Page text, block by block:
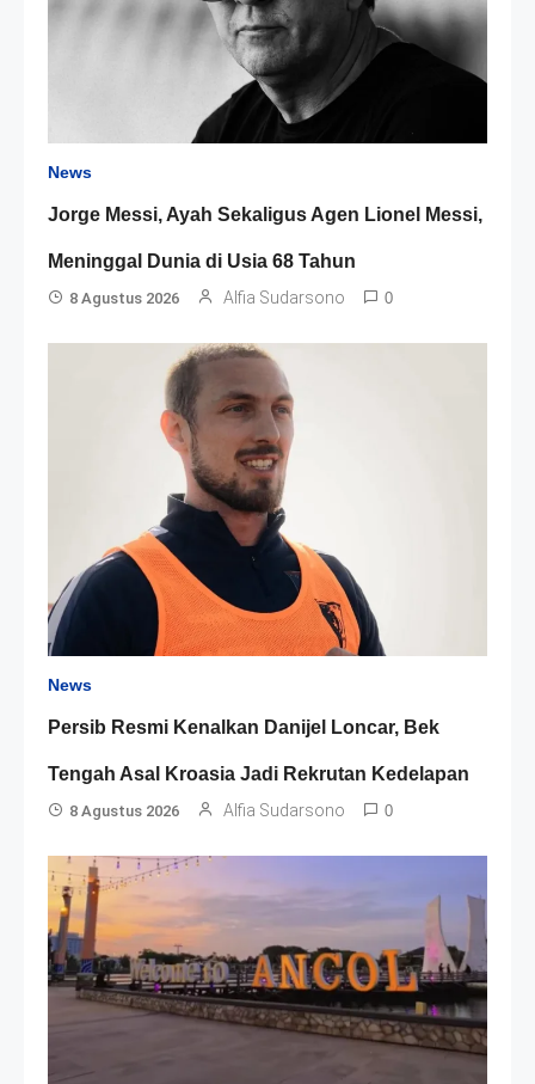
News
Jorge Messi, Ayah Sekaligus Agen Lionel Messi,
Meninggal Dunia di Usia 68 Tahun
8 Agustus 2026 Alfia Sudarsono 0
News
Persib Resmi Kenalkan Danijel Loncar, Bek
Tengah Asal Kroasia Jadi Rekrutan Kedelapan
8 Agustus 2026 Alfia Sudarsono 0